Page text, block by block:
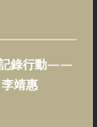
記錄行動——
靖惠